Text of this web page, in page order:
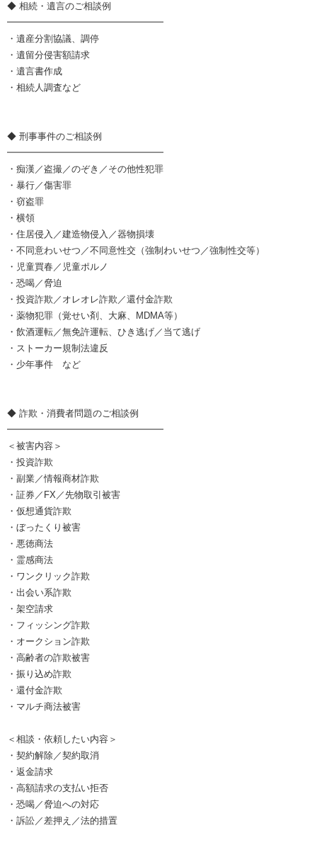
◆ 相続・遺言のご相談例
━━━━━━━━━━━━━━━━━
・遺産分割協議、調停
・遺留分侵害額請求
・遺言書作成
・相続人調査など
◆ 刑事事件のご相談例
━━━━━━━━━━━━━━━━━
・痴漢／盗撮／のぞき／その他性犯罪
・暴行／傷害罪
・窃盗罪
・横領
・住居侵入／建造物侵入／器物損壊
・不同意わいせつ／不同意性交（強制わいせつ／強制性交等）
・児童買春／児童ポルノ
・恐喝／脅迫
・投資詐欺／オレオレ詐欺／還付金詐欺
・薬物犯罪（覚せい剤、大麻、MDMA等）
・飲酒運転／無免許運転、ひき逃げ／当て逃げ
・ストーカー規制法違反
・少年事件 など
◆ 詐欺・消費者問題のご相談例
━━━━━━━━━━━━━━━━━
＜被害内容＞
・投資詐欺
・副業／情報商材詐欺
・証券／FX／先物取引被害
・仮想通貨詐欺
・ぼったくり被害
・悪徳商法
・霊感商法
・ワンクリック詐欺
・出会い系詐欺
・架空請求
・フィッシング詐欺
・オークション詐欺
・高齢者の詐欺被害
・振り込め詐欺
・還付金詐欺
・マルチ商法被害
＜相談・依頼したい内容＞
・契約解除／契約取消
・返金請求
・高額請求の支払い拒否
・恐喝／脅迫への対応
・訴訟／差押え／法的措置